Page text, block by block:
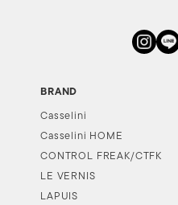
BRAND
Casselini
Casselini HOME
CONTROL FREAK/CTFK
LE VERNIS
LAPUIS